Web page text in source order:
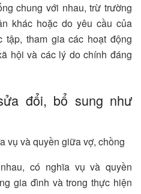
chung với nhau, trừ trường
khác hoặc do yêu cầu của
tập, tham gia các hoạt động
hội và các lý do chính đáng
đổi, bổ sung như
vụ và quyền giữa vợ, chồng
có nghĩa vụ và quyền
gia đình và trong thực hiện